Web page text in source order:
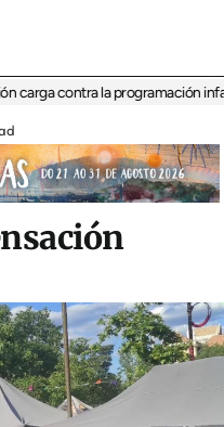
contra la programación infantil